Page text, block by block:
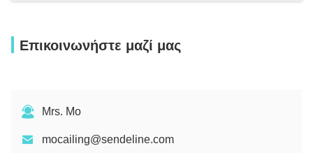
Επικοινωνήστε μαζί μας
Mrs. Mo
mocailing@sendeline.com